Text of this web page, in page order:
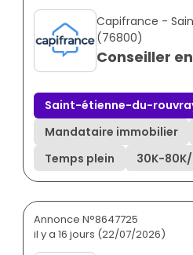
Capifrance -
(76800)
Conseiller
Saint-étienne-du-
Mandataire immobilier
Temps plein
30K-80K
Annonce N°8647725
il y a 16 jours (22/07/2026)